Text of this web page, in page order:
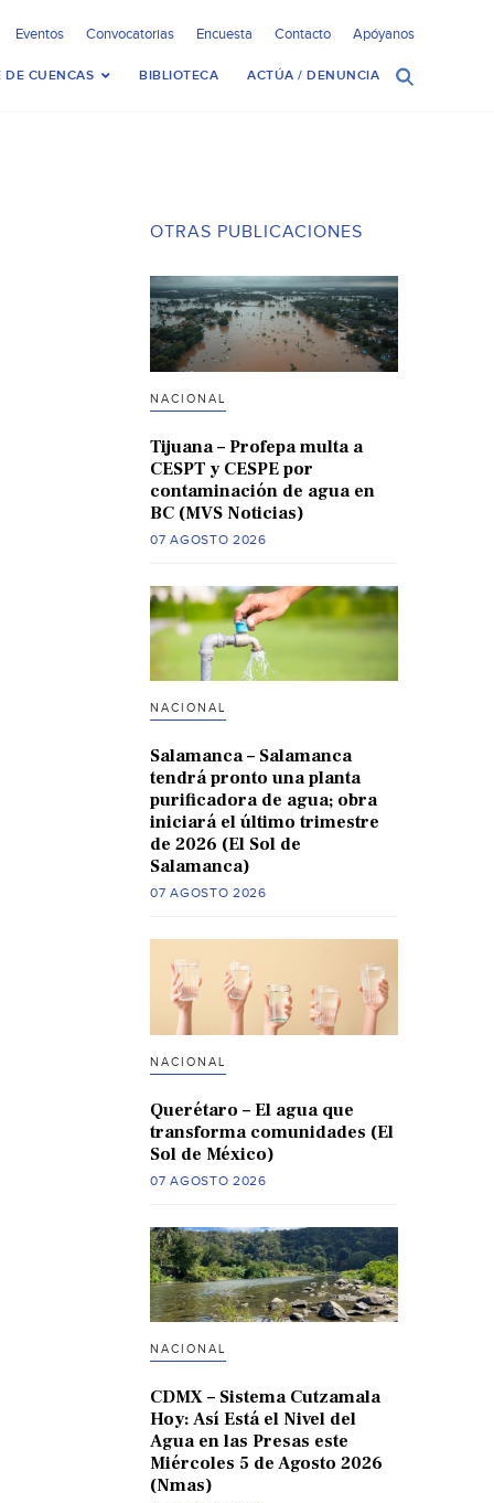
Eventos Convocatorias Encuesta Contacto Apóyanos
DE CUENCAS BIBLIOTECA ACTÚA / DENUNCIA
OTRAS PUBLICACIONES
NACIONAL
Tijuana – Profepa multa a
CESPT y CESPE por
contaminación de agua en
BC (MVS Noticias)
07 AGOSTO 2026
NACIONAL
Salamanca – Salamanca
tendrá pronto una planta
purificadora de agua; obra
iniciará el último trimestre
de 2026 (El Sol de
Salamanca)
07 AGOSTO 2026
NACIONAL
Querétaro – El agua que
transforma comunidades (El
Sol de México)
07 AGOSTO 2026
NACIONAL
CDMX – Sistema Cutzamala
Hoy: Así Está el Nivel del
Agua en las Presas este
Miércoles 5 de Agosto 2026
(Nmas)